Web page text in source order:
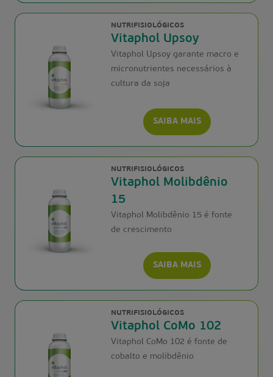
NUTRIFISIOLÓGICOS
Vitaphol Upsoy
Vitaphol Upsoy garante macro e
micronutrientes necessários à
cultura da soja
SAIBA MAIS
NUTRIFISIOLÓGICOS
Vitaphol Molibdênio
15
Vitaphol Molibdênio 15 é fonte
de crescimento
SAIBA MAIS
NUTRIFISIOLÓGICOS
Vitaphol CoMo 102
Vitaphol CoMo 102 é fonte de
cobalto e molibdênio